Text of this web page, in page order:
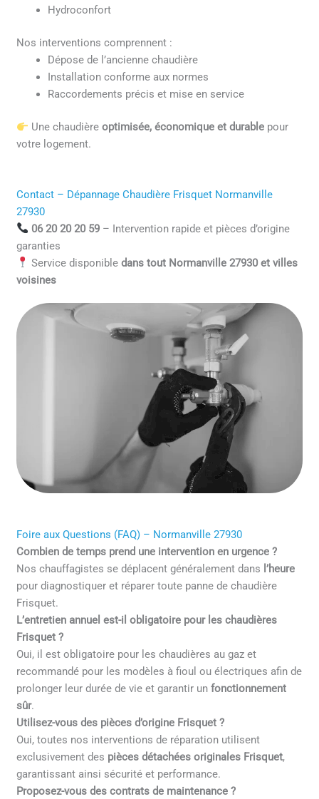
Hydroconfort
Nos interventions comprennent :
Dépose de l’ancienne chaudière
Installation conforme aux normes
Raccordements précis et mise en service
Une chaudière optimisée, économique et durablepour
votre logement.
Contact – Dépannage Chaudière Frisquet Normanville
27930
06 20 20 20 59– Intervention rapide et pièces d’origine
garanties
Service disponible dans tout Normanville 27930 et villes
voisines
Foire aux Questions (FAQ) – Normanville 27930
Combien de temps prend une intervention en urgence ?
Nos chauffagistes se déplacent généralement dans l’heure
pour diagnostiquer et réparer toute panne de chaudière
Frisquet.
L’entretien annuel est-il obligatoire pour les chaudières
Frisquet ?
Oui, il est obligatoire pour les chaudières au gaz et
recommandé pour les modèles à fioul ou électriques afin de
prolonger leur durée de vie et garantir unfonctionnement
sûr.
Utilisez-vous des pièces d’origine Frisquet ?
Oui, toutes nos interventions de réparation utilisent
exclusivement des pièces détachées originales Frisquet,
garantissant ainsi sécurité et performance.
Proposez-vous des contrats de maintenance ?